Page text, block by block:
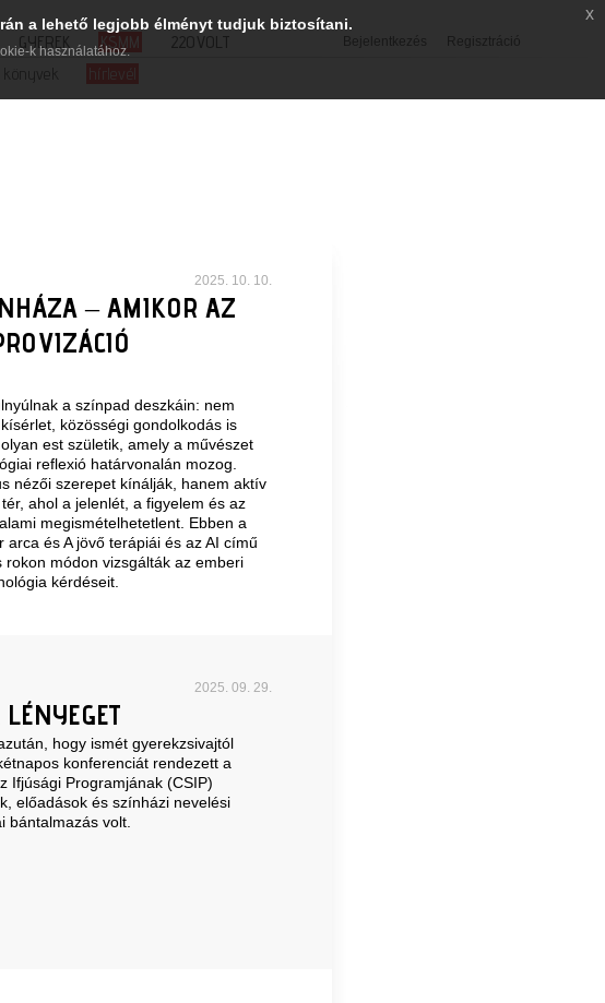
Bejelentkezés Regisztráció
GYEREK KSMM
220VOLT
könyvek hírlevél
2025. 10. 10.
– AMIKOR AZ
a színpad deszkáin: nem
közösségi gondolkodás is
est születik, amely a művészet
reflexió határvonalán mozog.
nézői szerepet kínálják, hanem aktív
ahol a jelenlét, a figyelem és az
megismételhetetlent. Ebben a
és A jövő terápiái és az AI című
módon vizsgálták az emberi
kérdéseit.
2025. 09. 29.
hogy ismét gyerekzsivajtól
konferenciát rendezett a
Ifjúsági Programjának (CSIP)
előadások és színházi nevelési
bántalmazás volt.
a lehető legjobb élményt tudjuk biztosítani.
k használatához.
x